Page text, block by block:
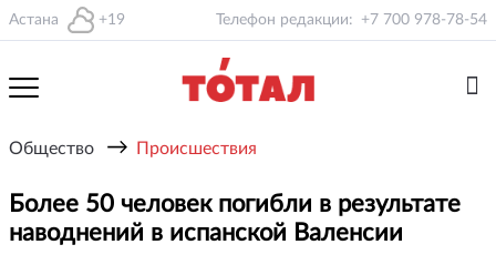
Астана +19 Телефон редакции: +7 700 978-78-54
Общество → Происшествия
Более 50 человек погибли в результате
наводнений в испанской Валенсии